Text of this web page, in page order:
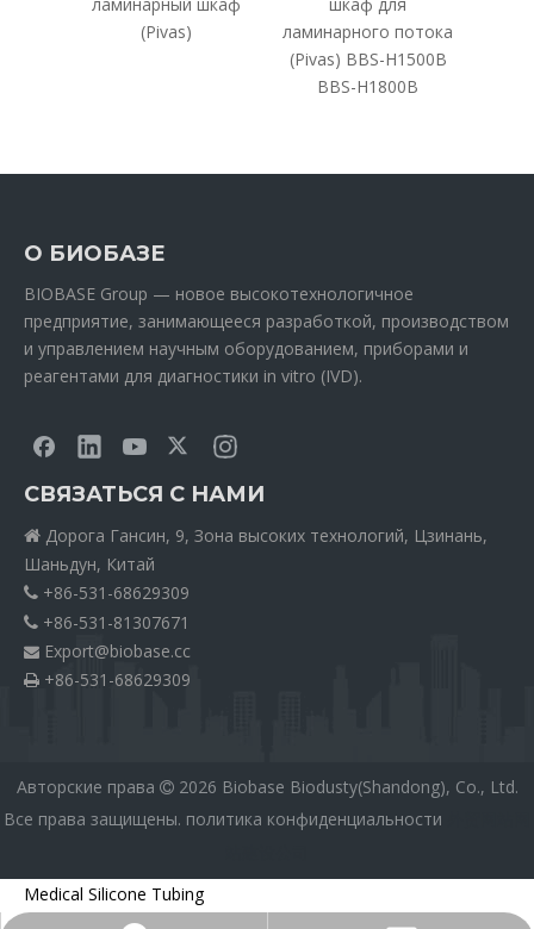
ламинарный шкаф
(Pivas)
шкаф для
ламинарного потока
(Pivas) BBS-H1500B
BBS-H1800B
О БИОБАЗЕ
BIOBASE Group — новое высокотехнологичное
предприятие, занимающееся разработкой, производством
и управлением научным оборудованием, приборами и
реагентами для диагностики in vitro (IVD).
СВЯЗАТЬСЯ С НАМИ
 Дорога Гансин, 9, Зона высоких технологий, Цзинань,
Шаньдун, Китай
 +86-531-68629309
 +86-531-81307671
 Export@biobase.cc
 +86-531-68629309
Авторские права  2026 Biobase Biodusty(Shandong), Co., Ltd.
Все права защищены. политика конфиденциальности
Medical Silicone Tubing